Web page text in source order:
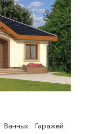
Ванных: Гаражей: